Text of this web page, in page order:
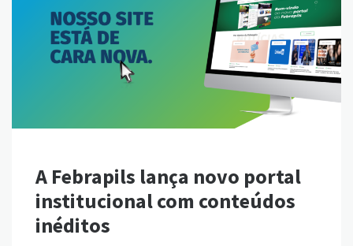
A Febrapils lança novo portal
institucional com conteúdos
inéditos